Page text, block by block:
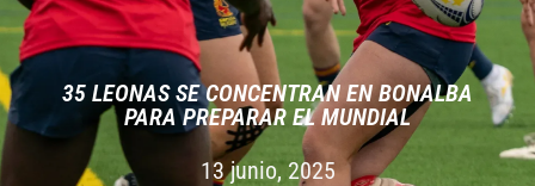
35 LEONAS SE CONCENTRAN EN BONALBA
PARA PREPARAR EL MUNDIAL
13 junio, 2025